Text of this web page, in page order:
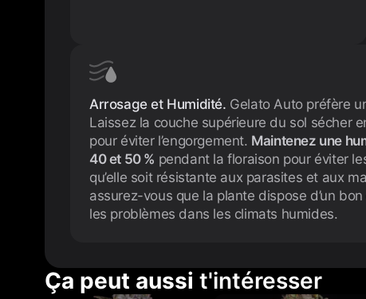
Arrosage et Humidité. Gelato Auto préfère
Laissez la couche supérieure du sol sécher
pour éviter l’engorgement. Maintenez une
40 et 50 % pendant la floraison pour éviter
qu’elle soit résistante aux parasites et aux
assurez-vous que la plante dispose d’un
les problèmes dans les climats humides.
Ça peut aussi t'intéresser